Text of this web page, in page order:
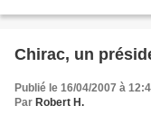
Chirac, un
Publié le 16/04/2007 à
Par Robert H.